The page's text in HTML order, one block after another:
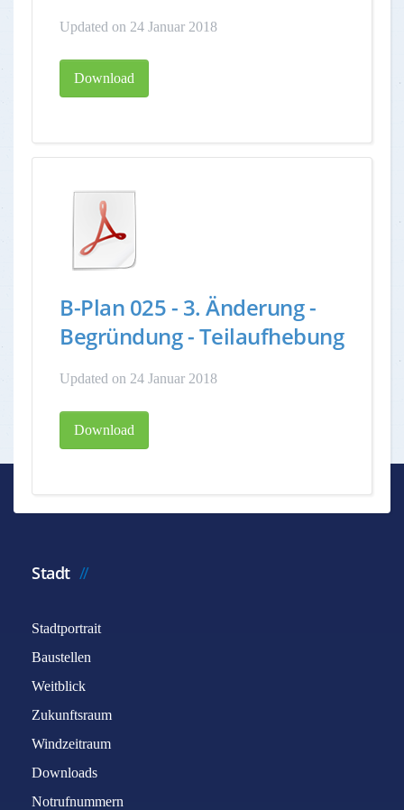
Updated on 24 Januar 2018
Download
B-Plan 025 - 3. Änderung -
Begründung - Teilaufhebung
Updated on 24 Januar 2018
Download
Stadt
Stadtportrait
Baustellen
Weitblick
Zukunftsraum
Windzeitraum
Downloads
Notrufnummern